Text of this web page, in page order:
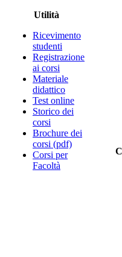
Utilità
Ricevimento
studenti
Registrazione
ai corsi
Materiale
didattico
Test online
Storico dei
corsi
Brochure dei
corsi (pdf)
Corsi per
Facoltà